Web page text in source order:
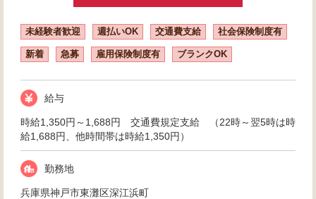
未経験者歓迎 週払いOK 交通費支給 社会保険制度有
新着 急募 雇用保険制度有 ブランクOK
給与
時給1,350円～1,688円 交通費規定支給 （22時～翌5時は時
給1,688円、他時間帯は時給1,350円）
勤務地
兵庫県神戸市東灘区深江浜町